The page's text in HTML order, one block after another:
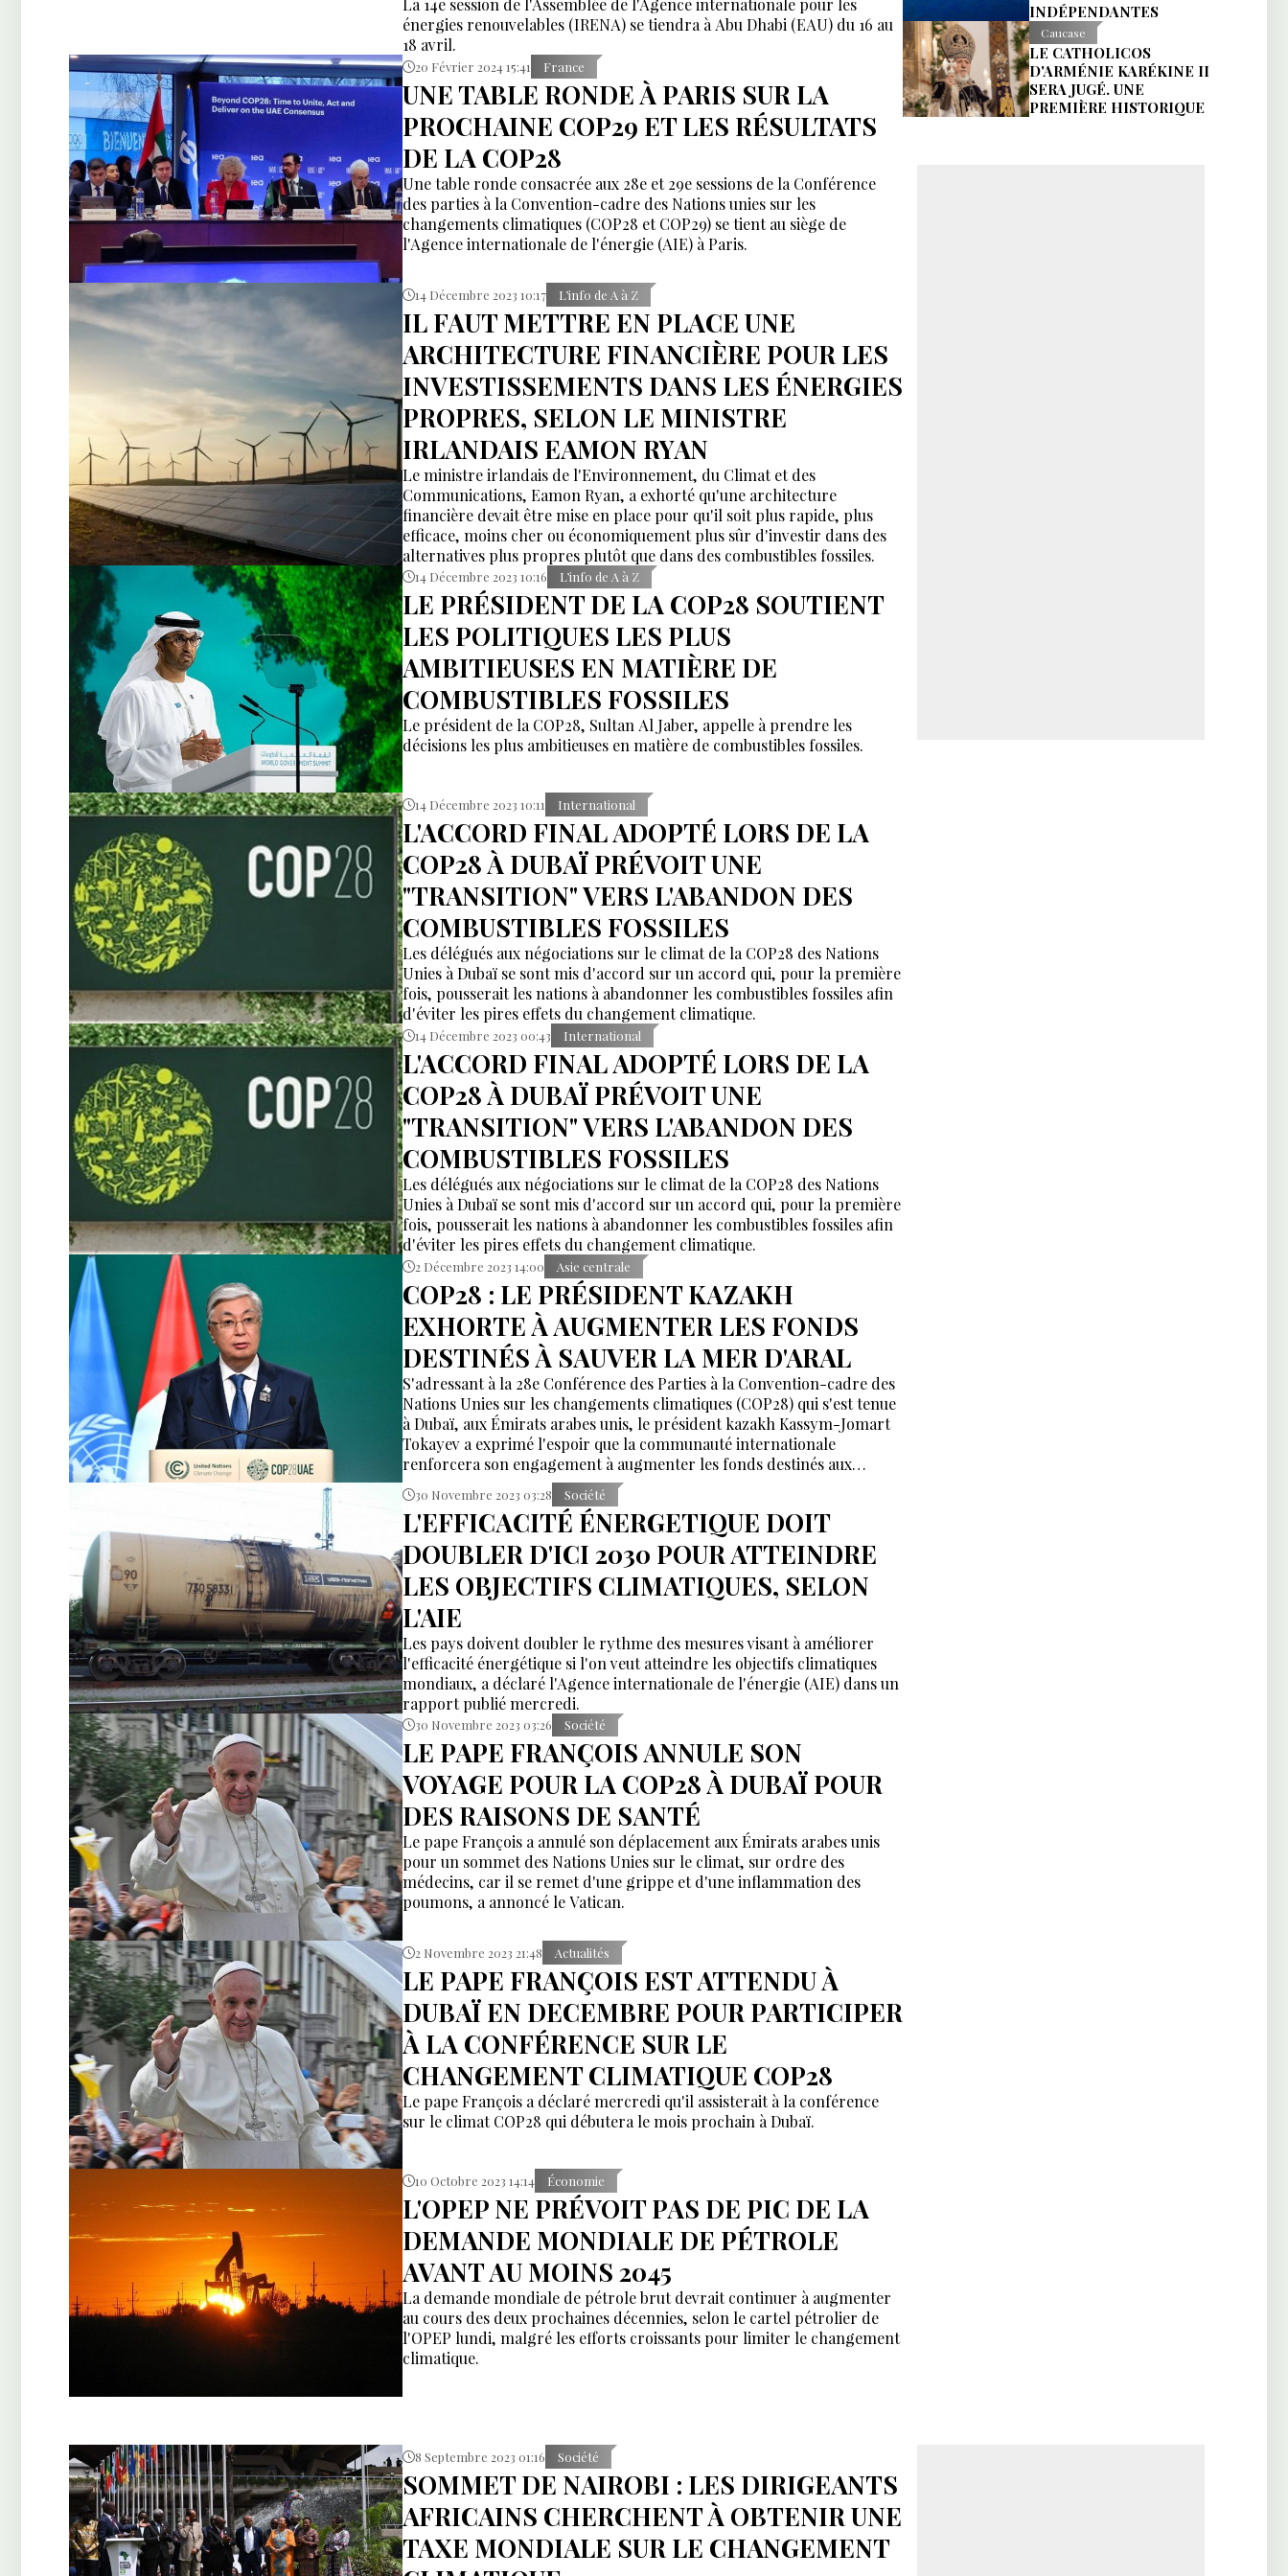
La 14e session de l'Assemblée de l'Agence internationale pour les
énergies renouvelables (IRENA) se tiendra à Abu Dhabi (EAU) du 16 au
18 avril.
20 Février 2024 15:41 France
UNE TABLE RONDE À PARIS SUR LA
PROCHAINE COP29 ET LES RÉSULTATS
DE LA COP28
Une table ronde consacrée aux 28e et 29e sessions de la Conférence
des parties à la Convention-cadre des Nations unies sur les
changements climatiques (COP28 et COP29) se tient au siège de
l'Agence internationale de l'énergie (AIE) à Paris.
14 Décembre 2023 10:17 L’info de A à Z
IL FAUT METTRE EN PLACE UNE
ARCHITECTURE FINANCIÈRE POUR LES
INVESTISSEMENTS DANS LES ÉNERGIES
PROPRES, SELON LE MINISTRE
IRLANDAIS EAMON RYAN
Le ministre irlandais de l'Environnement, du Climat et des
Communications, Eamon Ryan, a exhorté qu'une architecture
financière devait être mise en place pour qu'il soit plus rapide, plus
efficace, moins cher ou économiquement plus sûr d'investir dans des
alternatives plus propres plutôt que dans des combustibles fossiles.
14 Décembre 2023 10:16 L’info de A à Z
LE PRÉSIDENT DE LA COP28 SOUTIENT
LES POLITIQUES LES PLUS
AMBITIEUSES EN MATIÈRE DE
COMBUSTIBLES FOSSILES
Le président de la COP28, Sultan Al Jaber, appelle à prendre les
décisions les plus ambitieuses en matière de combustibles fossiles.
14 Décembre 2023 10:11 International
L'ACCORD FINAL ADOPTÉ LORS DE LA
COP28 À DUBAÏ PRÉVOIT UNE
"TRANSITION" VERS L'ABANDON DES
COMBUSTIBLES FOSSILES
Les délégués aux négociations sur le climat de la COP28 des Nations
Unies à Dubaï se sont mis d'accord sur un accord qui, pour la première
fois, pousserait les nations à abandonner les combustibles fossiles afin
d'éviter les pires effets du changement climatique.
14 Décembre 2023 00:43 International
L'ACCORD FINAL ADOPTÉ LORS DE LA
COP28 À DUBAÏ PRÉVOIT UNE
"TRANSITION" VERS L'ABANDON DES
COMBUSTIBLES FOSSILES
Les délégués aux négociations sur le climat de la COP28 des Nations
Unies à Dubaï se sont mis d'accord sur un accord qui, pour la première
fois, pousserait les nations à abandonner les combustibles fossiles afin
d'éviter les pires effets du changement climatique.
2 Décembre 2023 14:00 Asie centrale
COP28 : LE PRÉSIDENT KAZAKH
EXHORTE À AUGMENTER LES FONDS
DESTINÉS À SAUVER LA MER D'ARAL
S'adressant à la 28e Conférence des Parties à la Convention-cadre des
Nations Unies sur les changements climatiques (COP28) qui s'est tenue
à Dubaï, aux Émirats arabes unis, le président kazakh Kassym-Jomart
Tokayev a exprimé l'espoir que la communauté internationale
renforcera son engagement à augmenter les fonds destinés aux
programmes environnementaux, selon la présidence kazakhe Akorda.
30 Novembre 2023 03:28 Société
L'EFFICACITÉ ÉNERGETIQUE DOIT
DOUBLER D'ICI 2030 POUR ATTEINDRE
LES OBJECTIFS CLIMATIQUES, SELON
L'AIE
Les pays doivent doubler le rythme des mesures visant à améliorer
l'efficacité énergétique si l'on veut atteindre les objectifs climatiques
mondiaux, a déclaré l'Agence internationale de l'énergie (AIE) dans un
rapport publié mercredi.
30 Novembre 2023 03:26 Société
LE PAPE FRANÇOIS ANNULE SON
VOYAGE POUR LA COP28 À DUBAÏ POUR
DES RAISONS DE SANTÉ
Le pape François a annulé son déplacement aux Émirats arabes unis
pour un sommet des Nations Unies sur le climat, sur ordre des
médecins, car il se remet d'une grippe et d'une inflammation des
poumons, a annoncé le Vatican.
2 Novembre 2023 21:48 Actualités
LE PAPE FRANÇOIS EST ATTENDU À
DUBAÏ EN DECEMBRE POUR PARTICIPER
À LA CONFÉRENCE SUR LE
CHANGEMENT CLIMATIQUE COP28
Le pape François a déclaré mercredi qu'il assisterait à la conférence
sur le climat COP28 qui débutera le mois prochain à Dubaï.
10 Octobre 2023 14:14 Économie
L'OPEP NE PRÉVOIT PAS DE PIC DE LA
DEMANDE MONDIALE DE PÉTROLE
AVANT AU MOINS 2045
La demande mondiale de pétrole brut devrait continuer à augmenter
au cours des deux prochaines décennies, selon le cartel pétrolier de
l'OPEP lundi, malgré les efforts croissants pour limiter le changement
climatique.
INDÉPENDANTES
Caucase
LE CATHOLICOS
D'ARMÉNIE KARÉKINE II
SERA JUGÉ. UNE
PREMIÈRE HISTORIQUE
8 Septembre 2023 01:16 Société
SOMMET DE NAIROBI : LES DIRIGEANTS
AFRICAINS CHERCHENT À OBTENIR UNE
TAXE MONDIALE SUR LE CHANGEMENT